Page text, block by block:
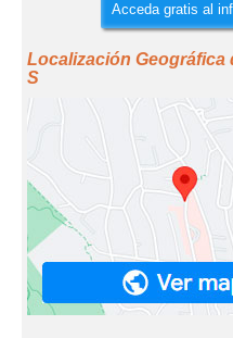
Acceda gratis al
Localización Geográfica
S